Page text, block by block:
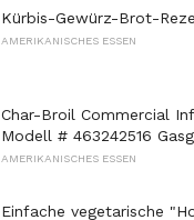
Kürbis-Gewürz-Brot-
AMERIKANISCHES ESSEN
Char-Broil Commercial
Modell # 463242516
AMERIKANISCHES ESSEN
Einfache vegetarische